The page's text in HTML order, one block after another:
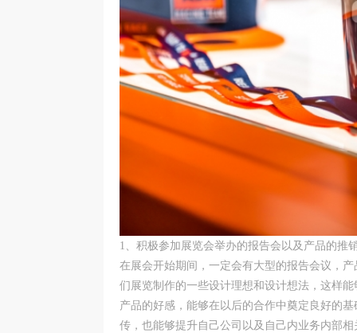
1、积极参加展览会举办的报告会以及产品的推
在展会开始期间，一定会有大型的报告会议，
们展览制作的一些设计理想和设计想法，这样
产品的好感，能够在以后的合作中奠定良好的
传，也能够提升自己公司以及自己内业务内部